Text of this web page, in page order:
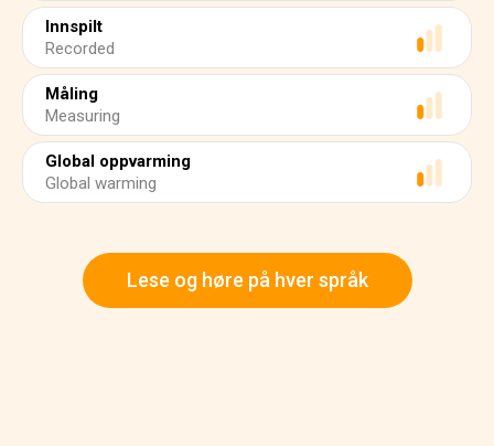
Innspilt
Recorded
Måling
Measuring
Global oppvarming
Global warming
Lese og høre på hver språk